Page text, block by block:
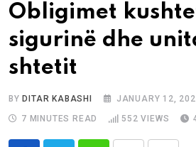
Obligimet
sigurinë dhe
shtetit
BY DITAR KABASHI
JANUARY 12,
7 MINUTES READ
552 VIEWS